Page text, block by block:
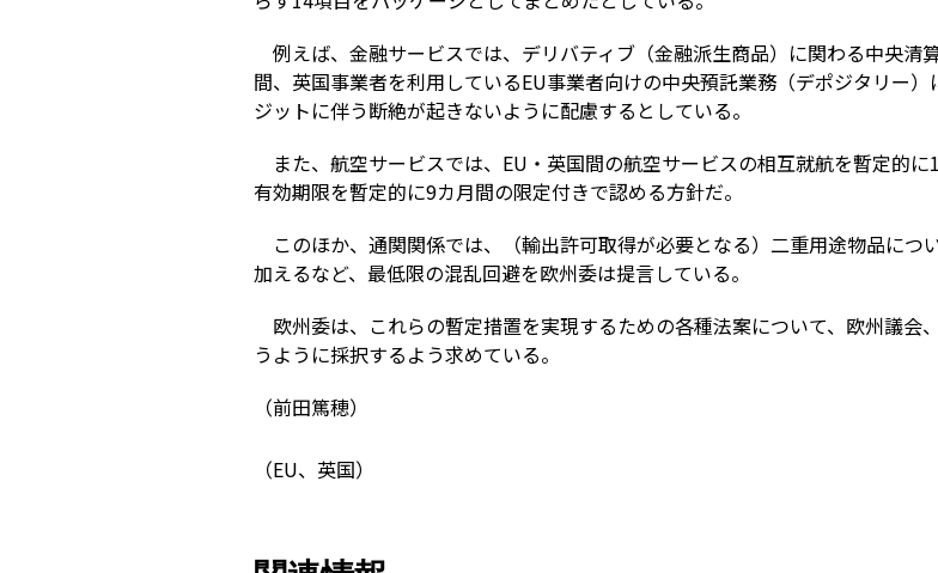
例えば、金融サービスでは、デリバティブ（金融派生商品）に関わる中央清
間、英国事業者を利用しているEU事業者向けの中央預託業務（デポジタリー
ジットに伴う断絶が起きないように配慮するとしている。
また、航空サービスでは、EU・英国間の航空サービスの相互就航を暫定的
有効期限を暫定的に9カ月間の限定付きで認める方針だ。
このほか、通関関係では、（輸出許可取得が必要となる）二重用途物品につ
加えるなど、最低限の混乱回避を欧州委は提言している。
欧州委は、これらの暫定措置を実現するための各種法案について、欧州議
うように採択するよう求めている。
（前田篤穂）
（EU、英国）